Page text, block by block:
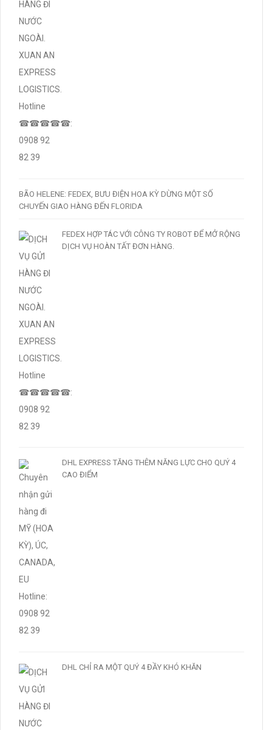
BÃO HELENE: FEDEX, BƯU ĐIỆN HOA KỲ DỪNG MỘT SỐ
CHUYẾN GIAO HÀNG ĐẾN FLORIDA
FEDEX HỢP TÁC VỚI CÔNG TY ROBOT ĐỂ MỞ RỘNG
DỊCH VỤ HOÀN TẤT ĐƠN HÀNG.
DHL EXPRESS TĂNG THÊM NĂNG LỰC CHO QUÝ 4
CAO ĐIỂM
DHL CHỈ RA MỘT QUÝ 4 ĐẦY KHÓ KHĂN